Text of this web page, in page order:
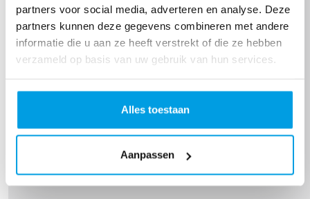
partners voor social media, adverteren en analyse. Deze
partners kunnen deze gegevens combineren met andere
informatie die u aan ze heeft verstrekt of die ze hebben
verzameld op basis van uw gebruik van hun services.
Alles toestaan
Aanpassen